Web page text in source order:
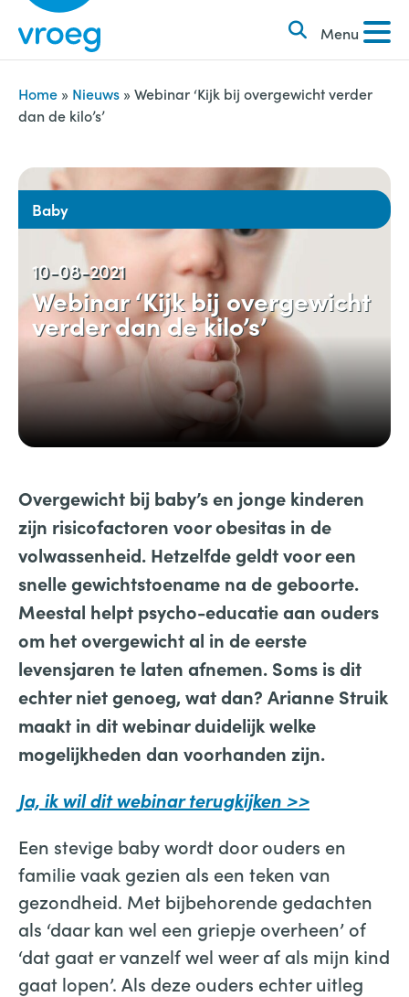
i
Menu
k
e
n
n
a
r
:
Home » Nieuws » Webinar ‘Kijk bij overgewicht verder
dan de kilo’s’
Baby
10-08-2021
Webinar ‘Kijk bij overgewicht
verder dan de kilo’s’
Overgewicht bij baby’s en jonge kinderen
zijn risicofactoren voor obesitas in de
volwassenheid. Hetzelfde geldt voor een
snelle gewichtstoename na de geboorte.
Meestal helpt psycho-educatie aan ouders
om het overgewicht al in de eerste
levensjaren te laten afnemen. Soms is dit
echter niet genoeg, wat dan? Arianne Struik
maakt in dit webinar duidelijk welke
mogelijkheden dan voorhanden zijn.
Ja, ik wil dit webinar terugkijken >>
Een stevige baby wordt door ouders en
familie vaak gezien als een teken van
gezondheid. Met bijbehorende gedachten
als ‘daar kan wel een griepje overheen’ of
‘dat gaat er vanzelf wel weer af als mijn kind
gaat lopen’. Als deze ouders echter uitleg